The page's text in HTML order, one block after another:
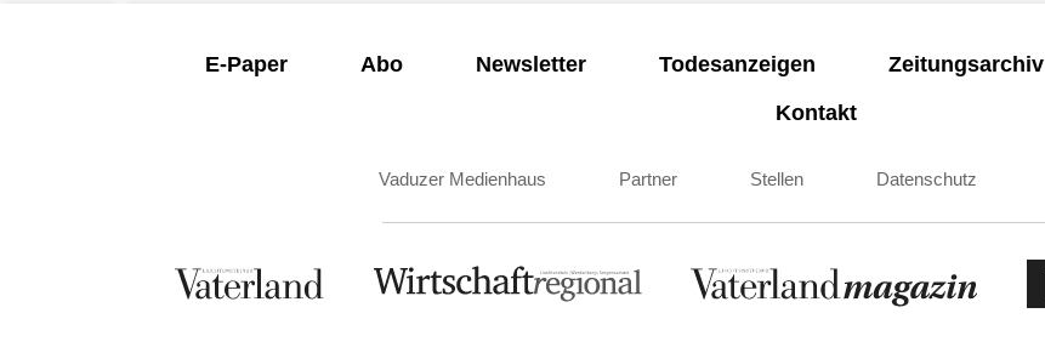
E-Paper Abo Newsletter Todesanzeigen Zeitungsarchiv
Kontakt
Vaduzer Medienhaus Partner Stellen Datenschutz